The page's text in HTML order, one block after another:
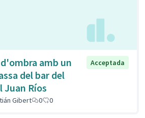
amb un
del bar del
Juan Ríos
Acceptada
Gibert 0 0